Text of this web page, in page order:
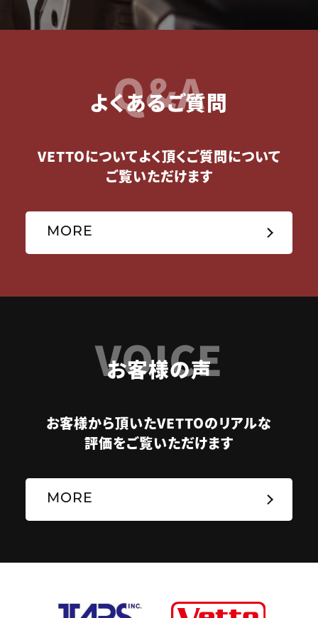
Q&A
よくあるご質問
VETTOについてよく頂くご質問について
ご覧いただけます
MORE
VOICE
お客様の声
お客様から頂いたVETTOのリアルな
評価をご覧いただけます
MORE